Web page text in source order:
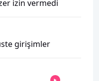
izin vermedi
girişimler